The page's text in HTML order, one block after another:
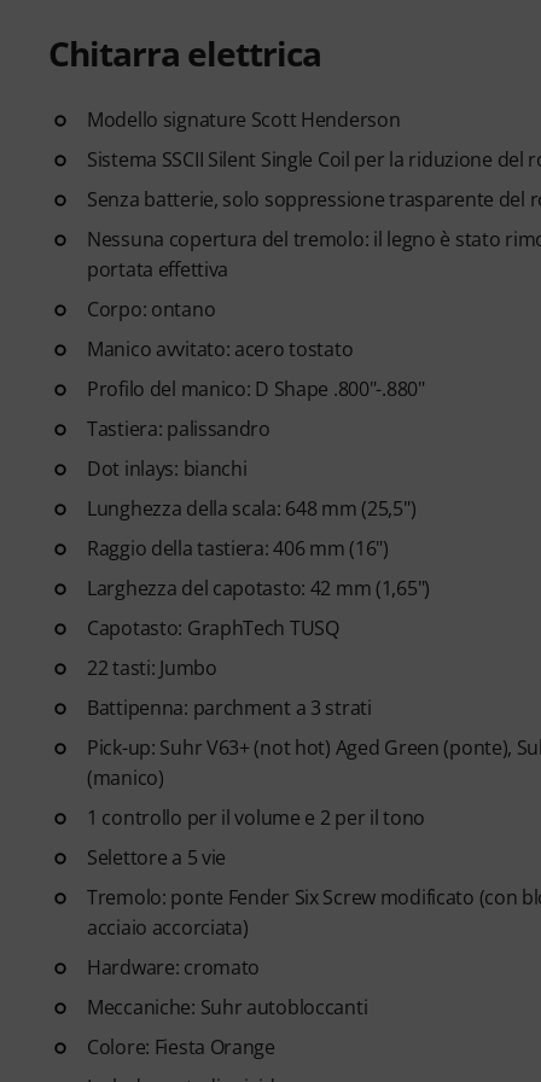
Chitarra elettrica
Modello signature Scott Henderson
Sistema SSCII Silent Single Coil per la riduzione
Senza batterie, solo soppressione trasparente del
Nessuna copertura del tremolo: il legno è stato
portata effettiva
Corpo: ontano
Manico avvitato: acero tostato
Profilo del manico: D Shape .800"-.880"
Tastiera: palissandro
Dot inlays: bianchi
Lunghezza della scala: 648 mm (25,5")
Raggio della tastiera: 406 mm (16")
Larghezza del capotasto: 42 mm (1,65")
Capotasto: GraphTech TUSQ
22 tasti: Jumbo
Battipenna: parchment a 3 strati
Pick-up: Suhr V63+ (not hot) Aged Green (ponte),
(manico)
1 controllo per il volume e 2 per il tono
Selettore a 5 vie
Tremolo: ponte Fender Six Screw modificato (con
acciaio accorciata)
Hardware: cromato
Meccaniche: Suhr autobloccanti
Colore: Fiesta Orange